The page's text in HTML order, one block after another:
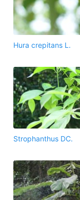
Hura crepitans L.
Strophanthus DC.